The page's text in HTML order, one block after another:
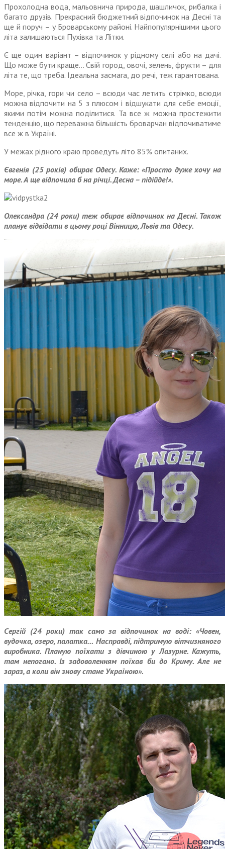
Прохолодна вода, мальовнича природа, шашличок, рибалка і
багато друзів. Прекрасний бюджетний відпочинок на Десні та
ще й поруч – у Броварському районі. Найпопулярнішими цього
літа залишаються Пухівка та Літки.
Є ще один варіант – відпочинок у рідному селі або на дачі.
Що може бути краще… Свій город, овочі, зелень, фрукти – для
літа те, що треба. Ідеальна засмага, до речі, теж гарантована.
Море, річка, гори чи село – всюди час летить стрімко, всюди
можна відпочити на 5 з плюсом і відшукати для себе емоції,
якими потім можна поділитися. Та все ж можна простежити
тенденцію, що переважна більшість броварчан відпочиватиме
все ж в Україні.
У межах рідного краю проведуть літо 85% опитаних.
Євгенія (25 років) обирає Одесу. Каже: «Просто дуже хочу на
море. А ще відпочила б на річці. Десна – підійде!».
Олександра (24 роки) теж обирає відпочинок на Десні. Також
планує відвідати в цьому році Вінницю, Львів та Одесу.
Сергій (24 роки) так само за відпочинок на воді: «Човен,
вудочка, озеро, палатка… Насправді, підтримую віт­чизняного
виробника. Планую поїхати з дівчиною у Лазурне. Кажуть,
там непогано. Із задоволенням поїхав би до Криму. Але не
зараз, а коли він знову стане Україною».